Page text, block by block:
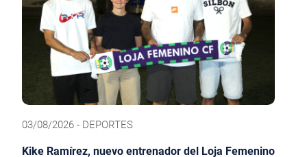
03/08/2026 - DEPORTES
Kike Ramírez, nuevo entrenador del Loja Femenino